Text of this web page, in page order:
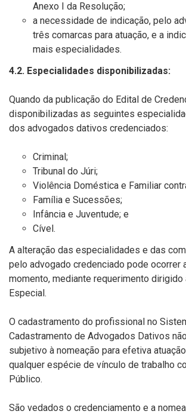
Anexo I da Resolução;
a necessidade de indicação, pelo
três comarcas para atuação, e a
mais especialidades.
4.2. Especialidades disponibilizadas:
Quando da publicação do Edital de
disponibilizadas as seguintes
dos advogados dativos credenciados:
Criminal;
Tribunal do Júri;
Violência Doméstica e Familiar
Família e Sucessões;
Infância e Juventude; e
Cível.
A alteração das especialidades e das
pelo advogado credenciado pode ocorrer
momento, mediante requerimento dirigido
Especial.
O cadastramento do profissional no
Cadastramento de Advogados Dativos
subjetivo à nomeação para efetiva
qualquer espécie de vínculo de trabalho
Público.
São vedados o credenciamento e a